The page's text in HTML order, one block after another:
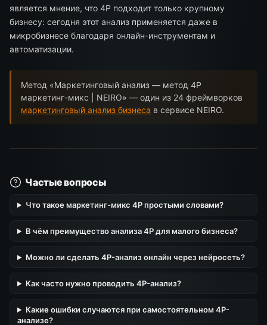
является мнение, что 4P подходит только крупному
бизнесу: сегодня этот анализ применяется даже в
микробизнесе благодаря онлайн-инструментам и
автоматизации.
Метод «Маркетинговый анализ — метод 4P
маркетинг-микс | NEIRO» — один из 24 фреймворков
маркетинговый анализ бизнеса в сервисе NEIRO.
Частые вопросы
Что такое маркетинг-микс 4P простыми словами?
В чём преимущество анализа 4P для малого бизнеса?
Можно ли сделать 4P-анализ онлайн через нейросеть?
Как часто нужно проводить 4P-анализ?
Какие ошибки случаются при самостоятельном 4P-
анализе?